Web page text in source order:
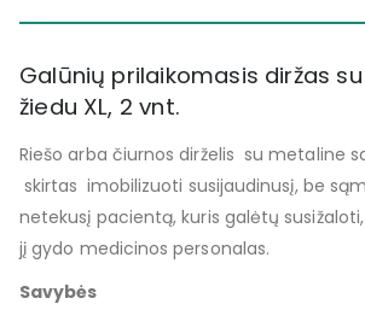
Galūnių prilaikomasis diržas
žiedu XL, 2 vnt.
Riešo arba čiurnos dirželis su metaline
skirtas imobilizuoti susijaudinusį, be
netekusį pacientą, kuris galėtų
jį gydo medicinos personalas.
Savybės